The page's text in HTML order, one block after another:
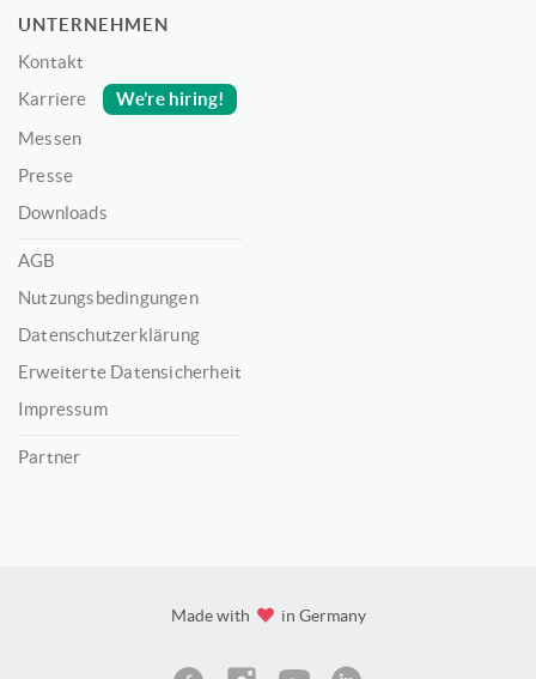
UNTERNEHMEN
Kontakt
Karriere
We’re hiring!
Messen
Presse
Downloads
AGB
Nutzungsbedingungen
Datenschutzerklärung
Erweiterte Datensicherheit
Impressum
Partner
Made with in Germany